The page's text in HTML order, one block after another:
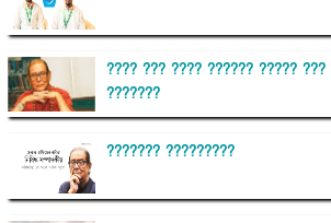
???? ??? ???? ?????? ?????
???????
??????? ?????????